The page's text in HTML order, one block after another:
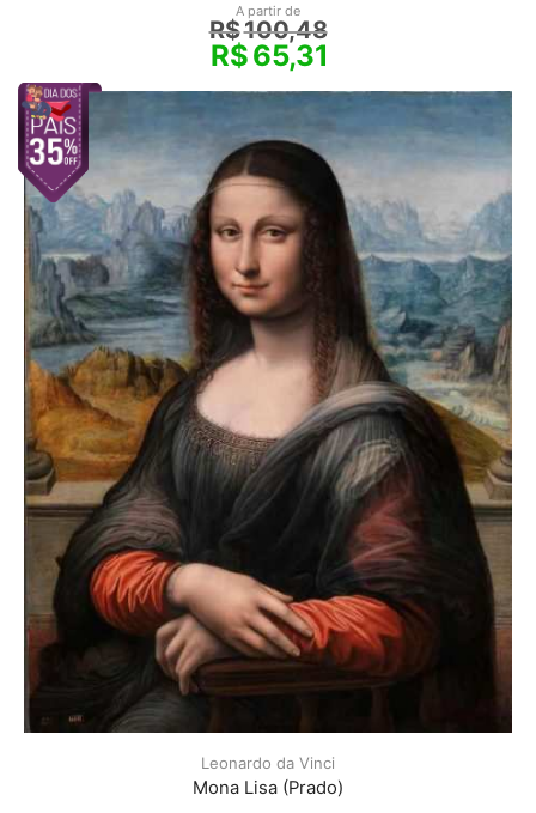
A partir de
R$100,48
R$65,31
Leonardo da Vinci
Mona Lisa (Prado)